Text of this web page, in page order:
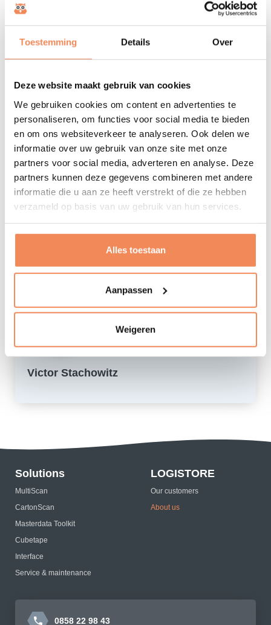
Toestemming Details Over
Deze website maakt gebruik van cookies
We gebruiken cookies om content en advertenties te
personaliseren, om functies voor social media te bieden
en om ons websiteverkeer te analyseren. Ook delen we
informatie over uw gebruik van onze site met onze
partners voor social media, adverteren en analyse. Deze
partners kunnen deze gegevens combineren met andere
informatie die u aan ze heeft verstrekt of die ze hebben
verzameld op basis van uw gebruik van hun services.
Alles toestaan
Aanpassen
Weigeren
Born and raised in Den Bosch
Living in Tilburg
Love for America
Inspirational quotes
"The best things in life are on the other side of fear"
Will Smith
"Seek discomfort"
YesTheory
Energy refuelling
Discovering cultures, meeting people
Victor Stachowitz
Solutions
MultiScan
CartonScan
Masterdata Toolkit
Cubetape
Interface
Service & maintenance
LOGISTORE
Our customers
About us
0858 22 98 43